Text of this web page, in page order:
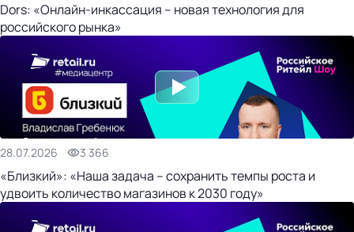
Dors: «Онлайн-инкассация – новая технология для
российского рынка»
28.07.2026 3 366
«Близкий»: «Наша задача – сохранить темпы роста и
удвоить количество магазинов к 2030 году»